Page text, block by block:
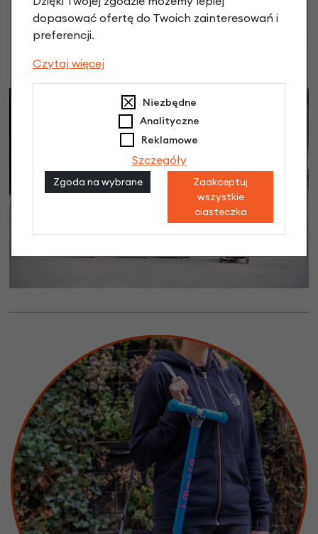
dopasować ofertę do Twoich zainteresowań i
preferencji.
Czytaj więcej
Niezbędne
Analityczne
Reklamowe
Szczegóły
Zgoda na wybrane
Zaakceptuj
wszystkie
ciasteczka